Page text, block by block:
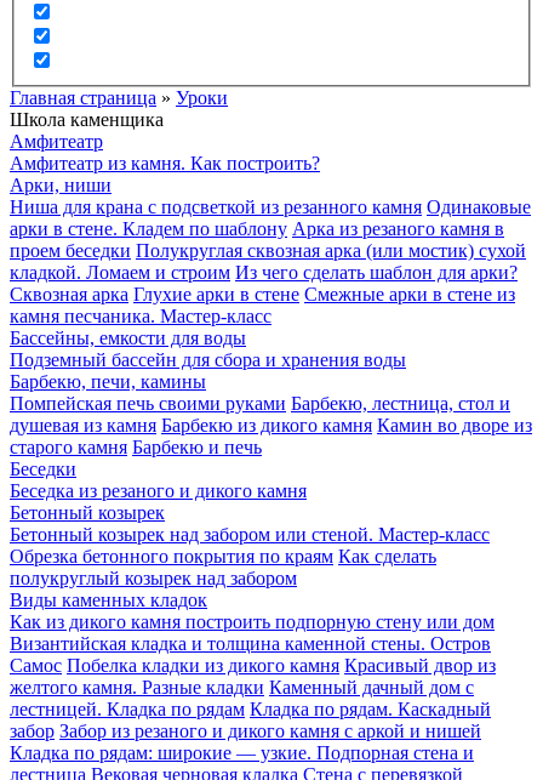
Главная страница » Уроки
Школа каменщика
Амфитеатр
Амфитеатр из камня. Как построить?
Арки, ниши
Ниша для крана с подсветкой из резанного камня Одинаковые
арки в стене. Кладем по шаблону Арка из резаного камня в
проем беседки Полукруглая сквозная арка (или мостик) сухой
кладкой. Ломаем и строим Из чего сделать шаблон для арки?
Сквозная арка Глухие арки в стене Смежные арки в стене из
камня песчаника. Мастер-класс
Бассейны, емкости для воды
Подземный бассейн для сбора и хранения воды
Барбекю, печи, камины
Помпейская печь своими руками Барбекю, лестница, стол и
душевая из камня Барбекю из дикого камня Камин во дворе из
старого камня Барбекю и печь
Беседки
Беседка из резаного и дикого камня
Бетонный козырек
Бетонный козырек над забором или стеной. Мастер-класс
Обрезка бетонного покрытия по краям Как сделать
полукруглый козырек над забором
Виды каменных кладок
Как из дикого камня построить подпорную стену или дом
Византийская кладка и толщина каменной стены. Остров
Самос Побелка кладки из дикого камня Красивый двор из
желтого камня. Разные кладки Каменный дачный дом с
лестницей. Кладка по рядам Кладка по рядам. Каскадный
забор Забор из резаного и дикого камня с аркой и нишей
Кладка по рядам: широкие — узкие. Подпорная стена и
лестница Вековая черновая кладка Стена с перевязкой